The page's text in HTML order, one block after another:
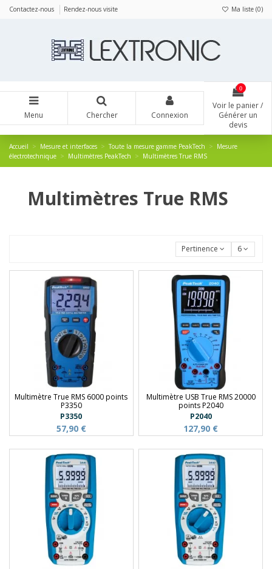
Contactez-nous Rendez-nous visite Ma liste (0)
Menu Chercher Connexion
0
Voir le panier /
Générer un
devis
Accueil Mesure et interfaces Toute la mesure gamme PeakTech
Mesure
électrotechnique
Multimètres PeakTech Multimètres True RMS
Multimètres True RMS
Pertinence 6
Multimètre True RMS 6000 points
P3350
P3350
57,90 €
Multimètre USB True RMS 20000
points P2040
P2040
127,90 €
Panneau de gestion des cookies